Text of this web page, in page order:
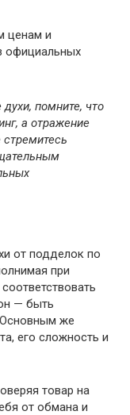
ценам и
официальных
помните, что
а отражение
стремитесь
от подделок по
при
— быть
же
его сложность и
товар на
от обмана и